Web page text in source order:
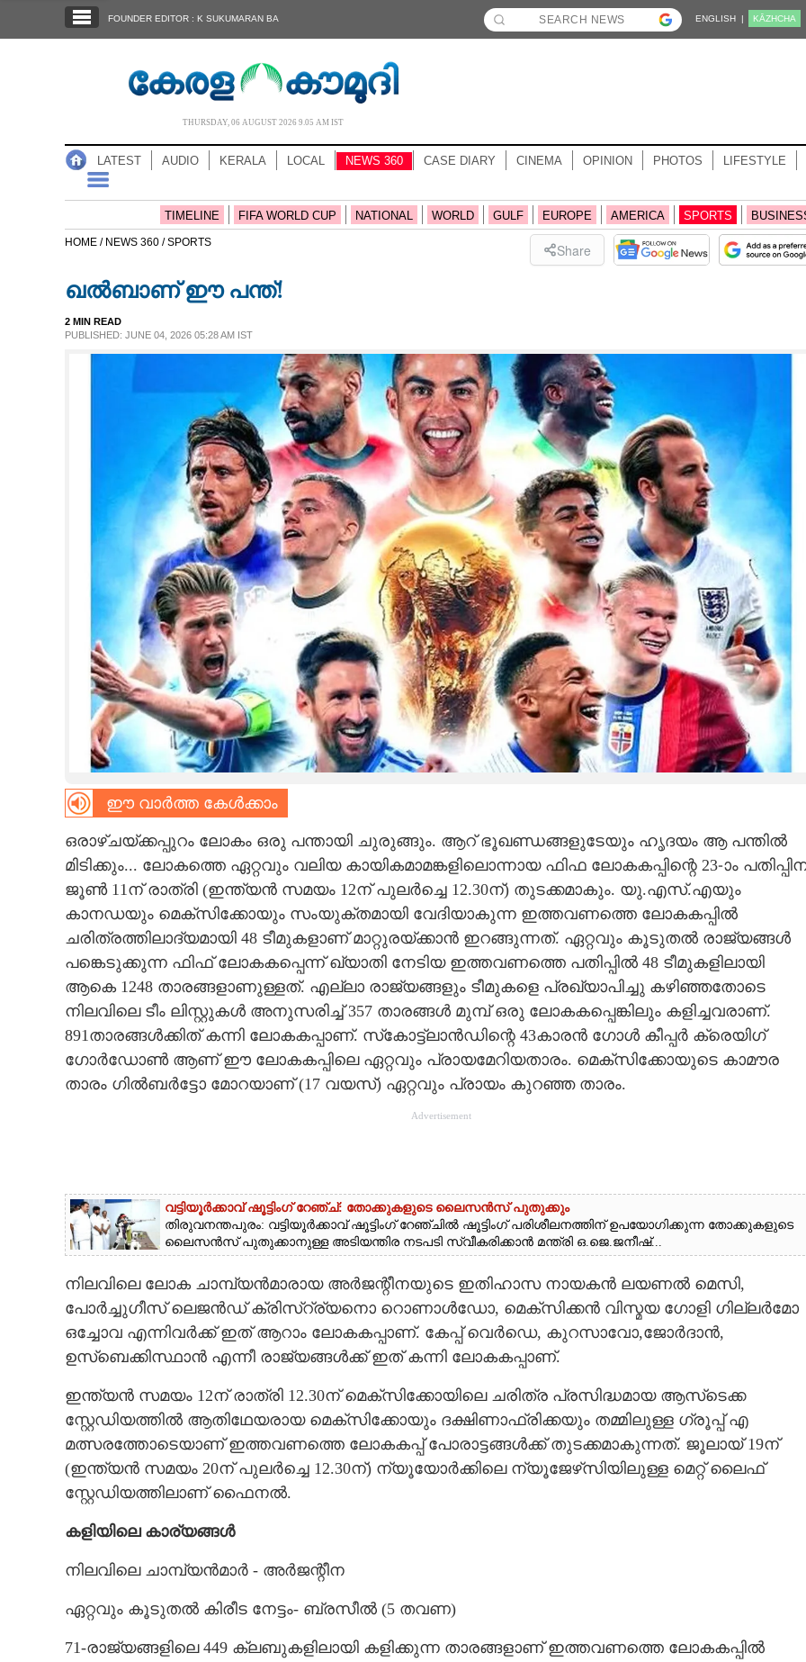
NOTIFIED NEWS
CARTOONS
LITERATURE
CONTACT US
FOUNDER EDITOR : K SUKUMARAN BA ENGLISH | KĀZHCHA
THURSDAY, 06 AUGUST 2026 9.05 AM IST
LATEST AUDIO KERALA LOCAL NEWS 360 CASE DIARY CINEMA OPINION PHOTOS LIFESTYLE
TIMELINE FIFA WORLD CUP NATIONAL WORLD GULF EUROPE AMERICA SPORTS
HOME / NEWS 360 /SPORTS Share
ഖൽബാണ് ഈ പന്ത്!
2 MIN READ
PUBLISHED: JUNE 04, 2026 05:28 AM IST
ഈ വാർത്ത കേൾക്കാം
ഒരാഴ്‌ചയ്ക്കപ്പുറം ലോകം ഒരു പന്തായി ചുരുങ്ങും. ആറ് ഭൂഖണ്ഡങ്ങളുടേയും ഹൃദയം ആ പന്തിൽ
മിടിക്കും... ലോകത്തെ ഏറ്റവും വലിയ കായികമാമങ്കളിലൊന്നായ ഫിഫ ലോകകപ്പിന്റെ 23-ാം
ജൂൺ 11ന് രാത്രി (ഇന്ത്യൻ സമയം 12ന് പുലർച്ചെ 12.30ന്) തുടക്കമാകും. യു.എസ്.എയും
കാനഡയും മെക്‌സിക്കോയും സംയുക്തമായി വേദിയാകുന്ന ഇത്തവണത്തെ ലോകകപ്പിൽ
ചരിത്രത്തിലാദ്യമായി 48 ടീമുകളാണ് മാറ്റുരയ്ക്കാൻ ഇറങ്ങുന്നത്. ഏറ്റവും കൂടുതൽ രാജ്യങ്ങൾ
പങ്കെടുക്കുന്ന ഫിഫ് ലോകകപ്പെന്ന് ഖ്യാതി നേടിയ ഇത്തവണത്തെ പതിപ്പിൽ 48 ടീമുകളിലായി
ആകെ 1248 താരങ്ങളാണുള്ളത്. എല്ലാ രാജ്യങ്ങളും ടീമുകളെ പ്രഖ്യാപിച്ചു കഴിഞ്ഞതോടെ
നിലവിലെ ടീം ലിസ്റ്റുകൾ അനുസരിച്ച് 357 താരങ്ങൾ മുമ്പ് ഒരു ലോകകപ്പെങ്കിലും കളിച്ചവരാണ്.
891താരങ്ങൾക്കിത് കന്നി ലോകകപ്പാണ്. സ്‌കോട്ട്ലാൻഡിന്റെ 43കാരൻ ഗോൾ കീപ്പർ ക്രെയിഗ്
ഗോർഡോൺ ആണ് ഈ ലോകകപ്പിലെ ഏറ്റവും പ്രായമേറിയതാരം. മെക്സിക്കോയുടെ കാമൗര
താരം ഗിൽബർട്ടോ മോറയാണ് (17 വയസ്) ഏറ്റവും പ്രായം കുറഞ്ഞ താരം.
Advertisement
വട്ടിയൂർക്കാവ് ഷൂട്ടിംഗ് റേഞ്ച്: തോക്കുകളുടെ ലൈസൻസ് പുതുക്കും
തിരുവനന്തപുരം: വട്ടിയൂർക്കാവ് ഷൂട്ടിംഗ് റേഞ്ചിൽ ഷൂട്ടിംഗ് പരിശീലനത്തിന് ഉപയോഗിക്കുന്ന തോക്കുകളുടെ
ലൈസൻസ് പുതുക്കാനുള്ള അടിയന്തിര നടപടി സ്വീകരിക്കാൻ മന്ത്രി ഒ.ജെ.ജനീഷ്...
നിലവിലെ ലോക ചാമ്പ്യൻമാരായ അർജന്റീനയുടെ ഇതിഹാസ നായകൻ ലയണൽ മെസി,
പോർച്ചുഗീസ് ലെജൻഡ് ക്രിസ്റ്ര്യനൊ റൊണാൾഡോ, മെക്സിക്കൻ വിസ്മയ ഗോളി ഗില്ലർമോ
ഒച്ചോവ എന്നിവർക്ക് ഇത് ആറാം ലോകകപ്പാണ്. കേപ്പ് വെർഡെ, കുറസാവോ,ജോർദാൻ,​
ഉസ്‌ബെക്കിസ്ഥാൻ എന്നീ രാജ്യങ്ങൾക്ക് ഇത് കന്നി ലോകകപ്പാണ്.
ഇന്ത്യൻ സമയം 12ന് രാത്രി 12.30ന് മെക്സിക്കോയിലെ ചരിത്ര പ്രസിദ്ധമായ ആസ്‌ടെക്ക
സ്റ്റേഡിയത്തിൽ ആതിഥേയരായ മെക്‌സിക്കോയും ദക്ഷിണാഫ്രിക്കയും തമ്മിലുള്ള ഗ്രൂപ്പ് എ
മത്സരത്തോടെയാണ് ഇത്തവണത്തെ ലോകകപ്പ് പോരാട്ടങ്ങൾക്ക് തുടക്കമാകുന്നത്. ജൂലായ് 19ന്
(ഇന്ത്യൻ സമയം 20ന് പുലർച്ചെ 12.30ന്) ന്യൂയോർക്കിലെ ന്യൂജേഴ്‌സിയിലുള്ള മെറ്റ് ലൈഫ്
സ്റ്റേഡിയത്തിലാണ് ഫൈനൽ.
കളിയിലെ കാര്യങ്ങൾ
നിലവിലെ ചാമ്പ്യൻമാർ - അർജന്റീന
ഏറ്റവും കൂടുതൽ കിരീട നേട്ടം- ബ്രസീൽ (5 തവണ)
71-രാജ്യങ്ങളിലെ 449 ക്ലബുകളിലായി കളിക്കുന്ന താരങ്ങളാണ് ഇത്തവണത്തെ ലോകകപ്പിൽ